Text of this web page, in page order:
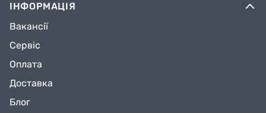
ІНФОРМАЦІЯ
Вакансії
Сервіс
Оплата
Доставка
Блог